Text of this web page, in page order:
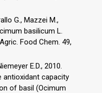
G., Mazzei M.,
basilicum L.
Food Chem. 49,
E.D., 2010.
antioxidant capacity
of basil (Ocimum